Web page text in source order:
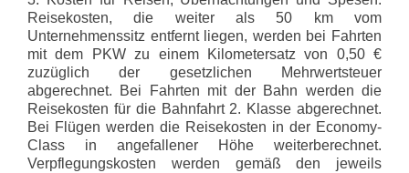
Reisekosten, die weiter als 50 km vom
Unternehmenssitz entfernt liegen, werden bei Fahrten
mit dem PKW zu einem Kilometersatz von 0,50 €
zuzüglich der gesetzlichen Mehrwertsteuer
abgerechnet. Bei Fahrten mit der Bahn werden die
Reisekosten für die Bahnfahrt 2. Klasse abgerechnet.
Bei Flügen werden die Reisekosten in der Economy-
Class in angefallener Höhe weiterberechnet.
Verpflegungskosten werden gemäß den jeweils